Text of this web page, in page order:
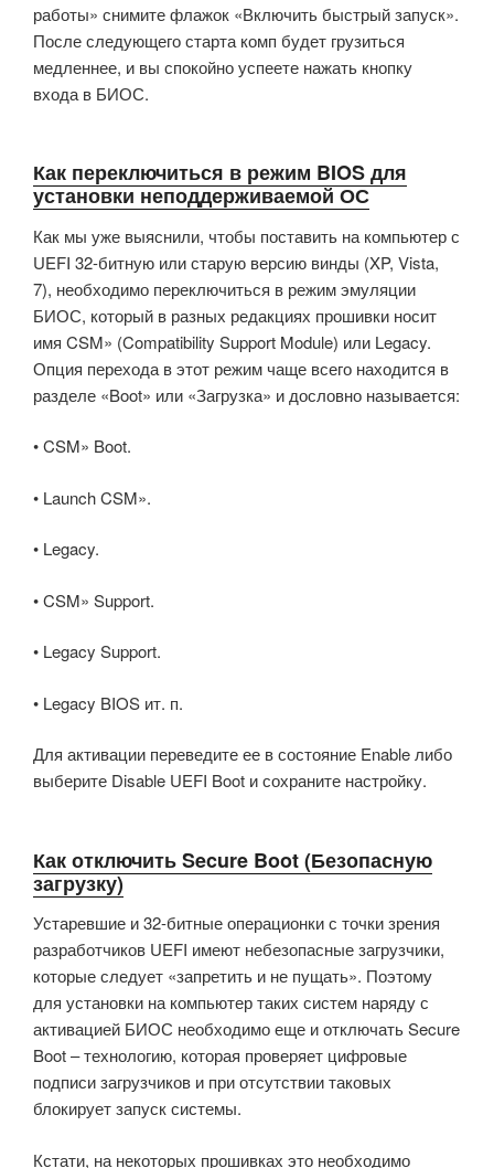
работы» снимите флажок «Включить быстрый запуск».
После следующего старта комп будет грузиться
медленнее, и вы спокойно успеете нажать кнопку
входа в БИОС.
Как переключиться в режим BIOS для
установки неподдерживаемой ОС
Как мы уже выяснили, чтобы поставить на компьютер с
UEFI 32-битную или старую версию винды (XP, Vista,
7), необходимо переключиться в режим эмуляции
БИОС, который в разных редакциях прошивки носит
имя CSM» (Compatibility Support Module) или Legacy.
Опция перехода в этот режим чаще всего находится в
разделе «Boot» или «Загрузка» и дословно называется:
• CSM» Boot.
• Launch CSM».
• Legacy.
• CSM» Support.
• Legacy Support.
• Legacy BIOS ит. п.
Для активации переведите ее в состояние Enable либо
выберите Disable UEFI Boot и сохраните настройку.
Как отключить Secure Boot (Безопасную
загрузку)
Устаревшие и 32-битные операционки с точки зрения
разработчиков UEFI имеют небезопасные загрузчики,
которые следует «запретить и не пущать». Поэтому
для установки на компьютер таких систем наряду с
активацией БИОС необходимо еще и отключать Secure
Boot – технологию, которая проверяет цифровые
подписи загрузчиков и при отсутствии таковых
блокирует запуск системы.
Кстати, на некоторых прошивках это необходимо